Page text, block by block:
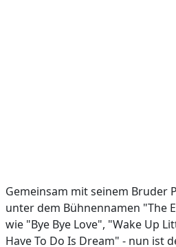
Gemeinsam mit seinem Bruder
unter dem Bühnennamen "The
wie "Bye Bye Love", "Wake Up
Have To Do Is Dream" - nun ist